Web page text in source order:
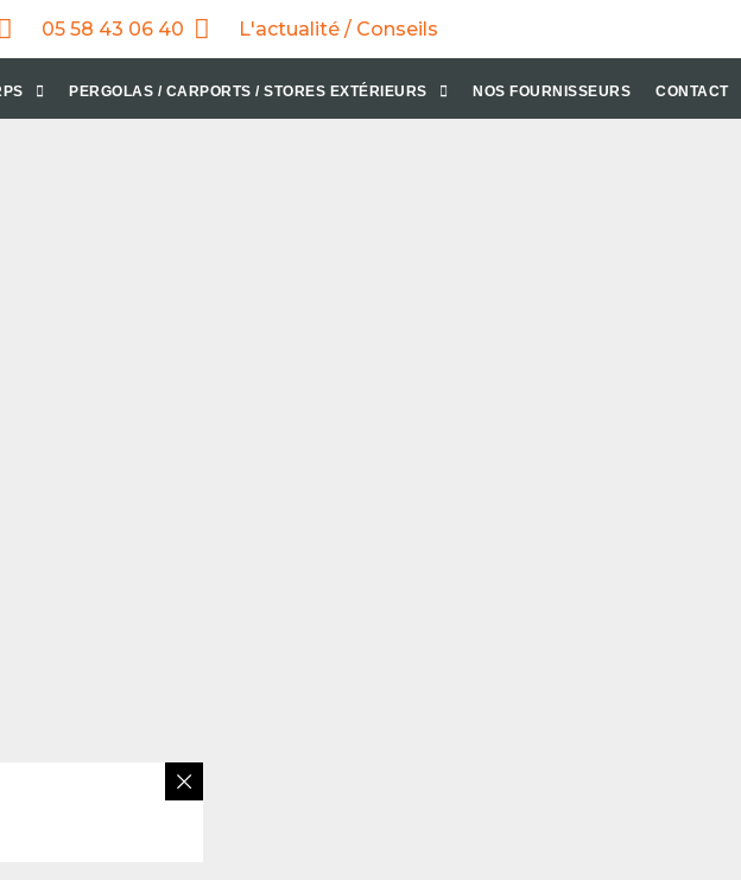
05 58 43 06 40 L'actualité / Conseils
PERGOLAS / CARPORTS / STORES EXTÉRIEURS NOS FOURNISSEURS CONTACT